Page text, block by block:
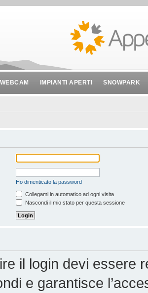
WEBCAM IMPIANTI APERTI SNOWPARK
Ho dimenticato la password
Collegami in automatico ad ogni visita
Nascondi il mio stato per questa sessione
il login devi essere
e garantisce